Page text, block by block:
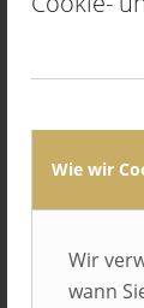
Wie wir
Wir
wann